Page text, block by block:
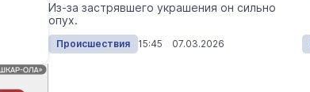
Из-за застрявшего украшения он сильно
опух.
Происшествия 15:45 07.03.2026